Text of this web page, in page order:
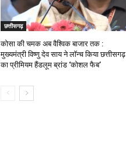
छत्तीसगढ़
कोसा की चमक अब वैश्विक बाजार तक :
मुख्यमंत्री विष्णु देव साय ने लॉन्च किया छत्तीसगढ़
का प्रीमियम हैंडलूम ब्रांड ‘कोशल फैब’